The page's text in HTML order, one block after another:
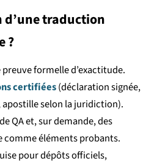
d’une traduction
?
formelle d’exactitude.
certifiées(déclaration signée,
apostille selon la juridiction).
QA et, sur demande, des
éléments probants.
pour dépôts officiels,